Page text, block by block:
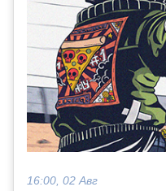
16:00, 02 Авг